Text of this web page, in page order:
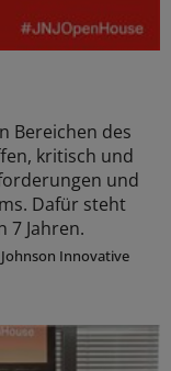
Bereichen des
kritisch und
und
Dafür steht
7 Jahren.
Innovative